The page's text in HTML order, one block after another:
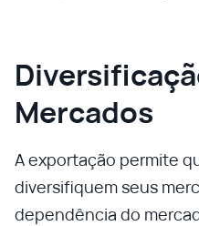
Mercados
A exportação permite
diversifiquem seus
dependência do